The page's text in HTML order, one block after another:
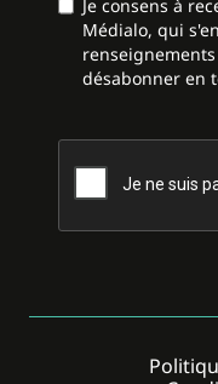
Je consens à
Médialo, qui
désabonner en
CAPTCHA